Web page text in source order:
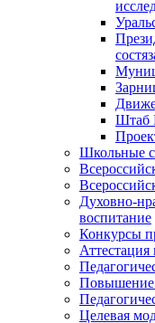
Штаб
Школьные
Духовно-
воспитание
Конкурсы
Аттестация
Повышение
Целевая